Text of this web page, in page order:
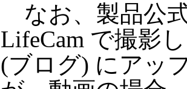
なお、製品公
LifeCam で撮影
(ブログ) にアッ